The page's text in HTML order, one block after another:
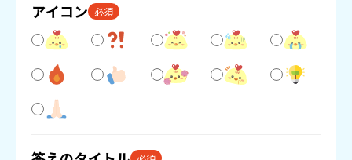
アイコン 必須